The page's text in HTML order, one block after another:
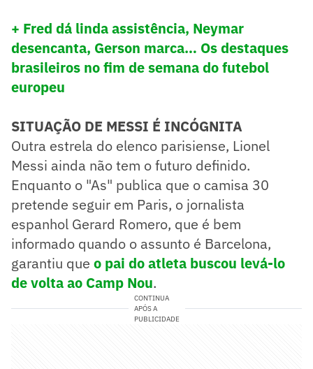
+ Fred dá linda assistência, Neymar
desencanta, Gerson marca… Os destaques
brasileiros no fim de semana do futebol
europeu
SITUAÇÃO DE MESSI É INCÓGNITA
Outra estrela do elenco parisiense, Lionel
Messi ainda não tem o futuro definido.
Enquanto o "As" publica que o camisa 30
pretende seguir em Paris, o jornalista
espanhol Gerard Romero, que é bem
informado quando o assunto é Barcelona,
garantiu que o pai do atleta buscou levá-lo
de volta ao Camp Nou.
CONTINUA
APÓS A
PUBLICIDADE